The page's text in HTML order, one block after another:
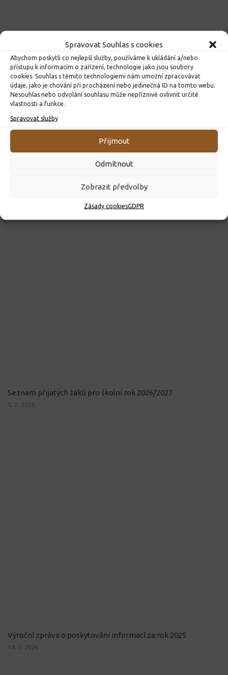
Spravovat Souhlas s cookies
Abychom poskytli co nejlepší služby, používáme k ukládání a/nebo
přístupu k informacím o zařízení, technologie jako jsou soubory
cookies. Souhlas s těmito technologiemi nám umožní zpracovávat
údaje, jako je chování při procházení nebo jedinečná ID na tomto webu.
Nesouhlas nebo odvolání souhlasu může nepříznivě ovlivnit určité
vlastnosti a funkce.
Spravovat služby
Přijmout
Odmítnout
Zobrazit předvolby
Zásady cookiesGDPR
ROZHODNUTÍ O PŘIJETÍ K PŘEDŠKOLNÍMU VZDĚLÁVÁNÍ
PRO ROK 2026
Seznam přijatých žáků pro školní rok 2026/2027
5. 2. 2026
Výroční zpráva o poskytování informací za rok 2025
14. 1. 2026